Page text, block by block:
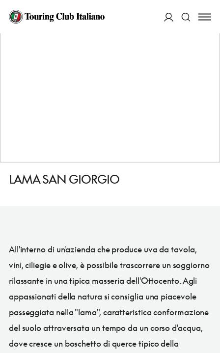
HOME
LAMA SAN GIORGIO
All'interno di un'azienda che produce uva da tavola,
vini, ciliegie e olive, è possibile trascorrere un soggiorno
rilassante in una tipica masseria dell'Ottocento. Agli
appassionati della natura si consiglia una piacevole
passeggiata nella "lama", caratteristica conformazione
del suolo attraversata un tempo da un corso d'acqua,
dove cresce un boschetto di querce tipico della